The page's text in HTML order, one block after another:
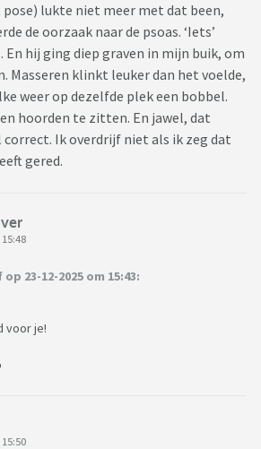
pose) lukte niet meer met dat been,
de oorzaak naar de psoas. ‘Iets’
hij ging diep graven in mijn buik, om
Masseren klinkt leuker dan het voelde,
weer op dezelfde plek een bobbel.
hoorden te zitten. En jawel, dat
Ik overdrijf niet als ik zeg dat
gered.
23-12-2025 om 15:43:
voor je!